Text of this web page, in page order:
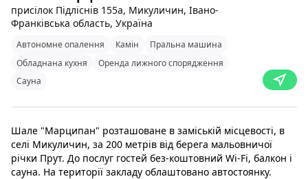
присілок Підліснів 155а, Микуличин, Івано-
Франківська область, Україна
Автономне опалення Камін
Пральна машина
Обладнана кухня
Оренда лижного спорядження
Сауна
Шале "Марципан" розташоване в заміській місцевості, в
селі Микуличин, за 200 метрів від берега мальовничої
річки Прут. До послуг гостей без-коштовний Wi-Fi, балкон і
сауна. На території закладу облаштовано автостоянку.